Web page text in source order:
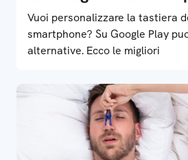
Vuoi personalizzare la tastiera
smartphone? Su Google Play
alternative. Ecco le migliori